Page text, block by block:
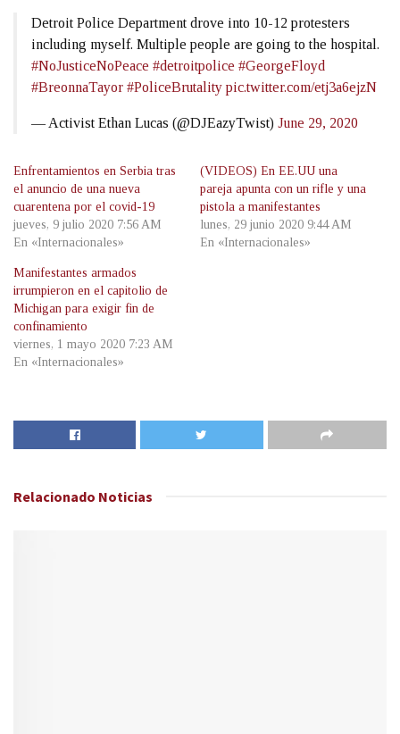
Detroit Police Department drove into 10-12 protesters
including myself. Multiple people are going to the hospital.
#NoJusticeNoPeace #detroitpolice #GeorgeFloyd
#BreonnaTayor #PoliceBrutality pic.twitter.com/etj3a6ejzN
— Activist Ethan Lucas (@DJEazyTwist) June 29, 2020
Enfrentamientos en Serbia tras
el anuncio de una nueva
cuarentena por el covid-19
jueves, 9 julio 2020 7:56 AM
En «Internacionales»
(VIDEOS) En EE.UU una
pareja apunta con un rifle y una
pistola a manifestantes
lunes, 29 junio 2020 9:44 AM
En «Internacionales»
Manifestantes armados
irrumpieron en el capitolio de
Michigan para exigir fin de
confinamiento
viernes, 1 mayo 2020 7:23 AM
En «Internacionales»
Relacionado Noticias